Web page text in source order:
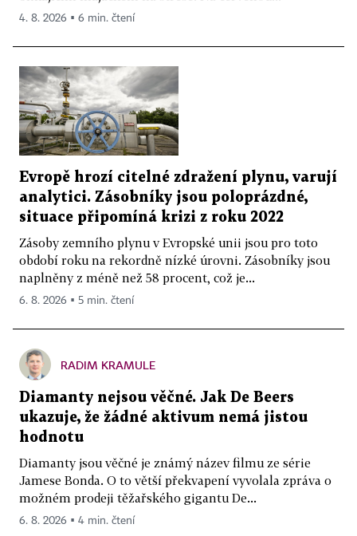
4. 8. 2026 ▪ 6 min. čtení
Evropě hrozí citelné zdražení plynu, varují
analytici. Zásobníky jsou poloprázdné,
situace připomíná krizi z roku 2022
Zásoby zemního plynu v Evropské unii jsou pro toto
období roku na rekordně nízké úrovni. Zásobníky jsou
naplněny z méně než 58 procent, což je...
6. 8. 2026 ▪ 5 min. čtení
RADIM KRAMULE
Diamanty nejsou věčné. Jak De Beers
ukazuje, že žádné aktivum nemá jistou
hodnotu
Diamanty jsou věčné je známý název filmu ze série
Jamese Bonda. O to větší překvapení vyvolala zpráva o
možném prodeji těžařského gigantu De...
6. 8. 2026 ▪ 4 min. čtení